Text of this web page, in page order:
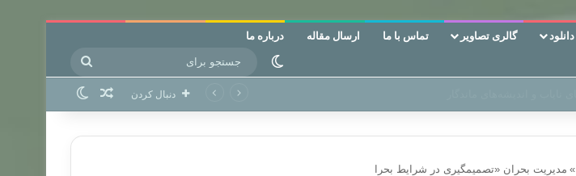
دانلود گالری تصاویر تماس با ما ارسال مقاله درباره ما
تغییر پوسته
برای دنبال کردن نوشته تصادفی
» مدیریت بحران «تصمیم‏گیری در شرایط بحرا